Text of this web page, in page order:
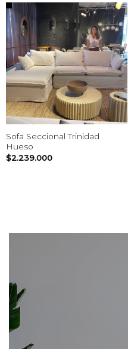
$961.000
hasta
$1.921.000
Sofa Seccional Trinidad
Hueso
$2.239.000